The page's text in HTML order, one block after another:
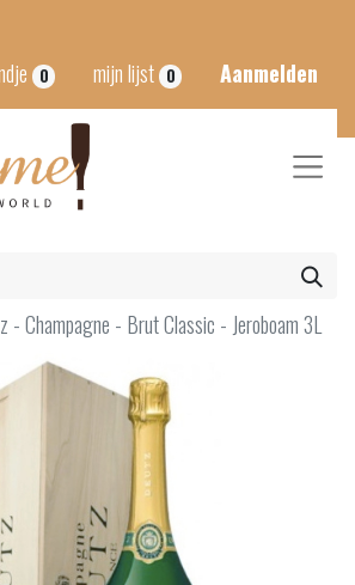
0 mijn lijst 0 Aanmelden
- Champagne - Brut Classic - Jeroboam 3L